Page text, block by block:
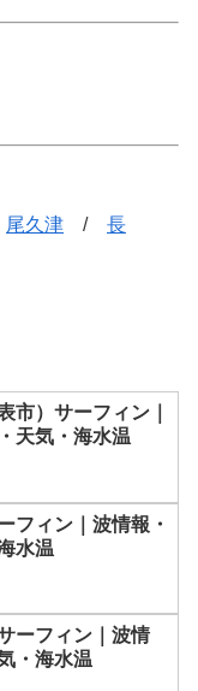
尾久津 / 長
市）サーフィン｜
天気・海水温
フィン｜波情報・
水温
ーフィン｜波情
・海水温